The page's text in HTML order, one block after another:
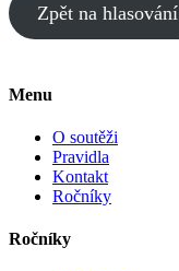
Zpět na hlasování
Menu
O soutěži
Pravidla
Kontakt
Ročníky
Ročníky